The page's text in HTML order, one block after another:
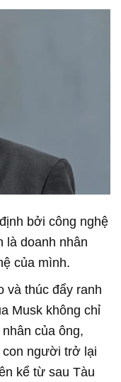
bởi công nghệ
là doanh nhân
của mình.
và thúc đẩy ranh
Musk không chỉ
của ông,
con người trở lại
kể từ sau Tàu